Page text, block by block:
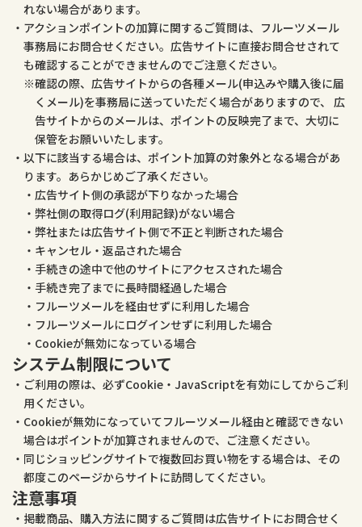
れない場合があります。
アクションポイントの加算に関するご質問は、フルーツメール
事務局にお問合せください。広告サイトに直接お問合せされて
も確認することができませんのでご注意ください。
確認の際、広告サイトからの各種メール(申込みや購入後に届
くメール)を事務局に送っていただく場合がありますので、 広
告サイトからのメールは、ポイントの反映完了まで、大切に
保管をお願いいたします。
以下に該当する場合は、ポイント加算の対象外となる場合があ
ります。あらかじめご了承ください。
広告サイト側の承認が下りなかった場合
弊社側の取得ログ(利用記録)がない場合
弊社または広告サイト側で不正と判断された場合
キャンセル・返品された場合
手続きの途中で他のサイトにアクセスされた場合
手続き完了までに長時間経過した場合
フルーツメールを経由せずに利用した場合
フルーツメールにログインせずに利用した場合
Cookieが無効になっている場合
システム制限について
ご利用の際は、必ずCookie・JavaScriptを有効にしてからご利
用ください。
Cookieが無効になっていてフルーツメール経由と確認できない
場合はポイントが加算されませんので、ご注意ください。
同じショッピングサイトで複数回お買い物をする場合は、その
都度このページからサイトに訪問してください。
注意事項
掲載商品、購入方法に関するご質問は広告サイトにお問合せく